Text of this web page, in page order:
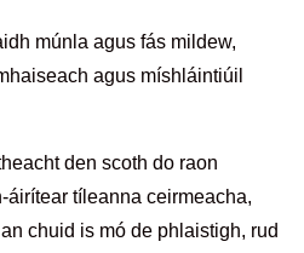
múnla agus fás mildew,
agus míshláintiúil
den scoth do raon
áirítear tíleanna ceirmeacha,
chuid is mó de phlaistigh, rud